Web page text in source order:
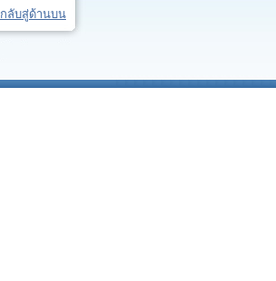
กลับสู่ด้านบน